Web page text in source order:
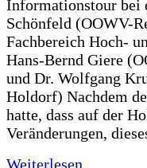
Informationstour bei
Schönfeld (OOWV-
Fachbereich Hoch-
Hans-Bernd Giere
und Dr. Wolfgang
Holdorf) Nachdem
hatte, dass auf der
Veränderungen,
Weiterlesen